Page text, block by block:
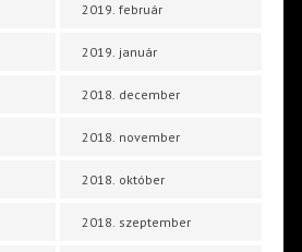
2019. február
2019. január
2018. december
2018. november
2018. október
2018. szeptember